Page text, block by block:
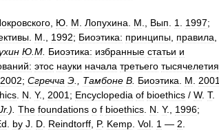
Ю М Лопухина М Вып 1 1997;
М 1992; Биоэтика: принципы правила
Ю М Биоэтика: избранные статьи и
этос науки начала третьего тысячелетия
2002; Сгречча Э Тамбоне В Биоэтика М 2001
N Y., 2001 ; Encyclopedia of bioethics / W. T.
.). The foundations o f bioethics N Y., 1996;
by J D Reindtorff P. Kemp Vol 1 — 2